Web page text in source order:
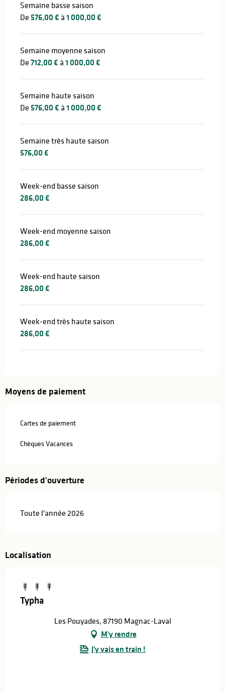
Semaine basse saison
De 576,00 € à 1 000,00 €
Semaine moyenne saison
De 712,00 € à 1 000,00 €
Semaine haute saison
De 576,00 € à 1 000,00 €
Semaine très haute saison
576,00 €
Week-end basse saison
286,00 €
Week-end moyenne saison
286,00 €
Week-end haute saison
286,00 €
Week-end très haute saison
286,00 €
Moyens de paiement
Cartes de paiement
Chèques Vacances
Périodes d'ouverture
Toute l'année 2026
Localisation
Typha
Les Pouyades, 87190 Magnac-Laval
M'y rendre
J'y vais en train !